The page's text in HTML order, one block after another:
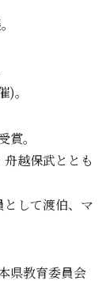
。
。
越保武ととも
して渡伯、マ
県教育委員会